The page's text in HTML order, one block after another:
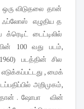
ஒரு விடுதலை தான்
எழுதிய த
டைட்டிலில்
100 வது படம்,
படத்தின் சில
, மைக்
அறிமுகம்,
தான் . ஷோபா வின்